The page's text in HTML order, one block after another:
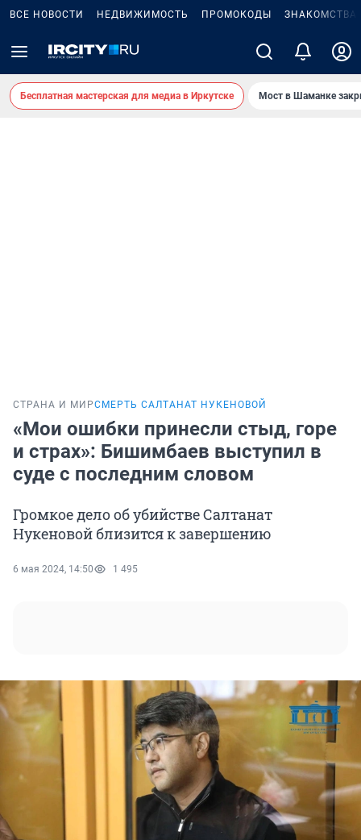
ВСЕ НОВОСТИ НЕДВИЖИМОСТЬ ПРОМОКОДЫ ЗНАКОМСТВА
Бесплатная мастерская для медиа в Иркутске Мост в Шаманке
СТРАНА И МИРСМЕРТЬ САЛТАНАТ НУКЕНОВОЙ
«Мои ошибки принесли стыд, горе
и страх»: Бишимбаев выступил в
суде с последним словом
Громкое дело об убийстве Салтанат
Нукеновой близится к завершению
6 мая 2024, 14:50 1 495